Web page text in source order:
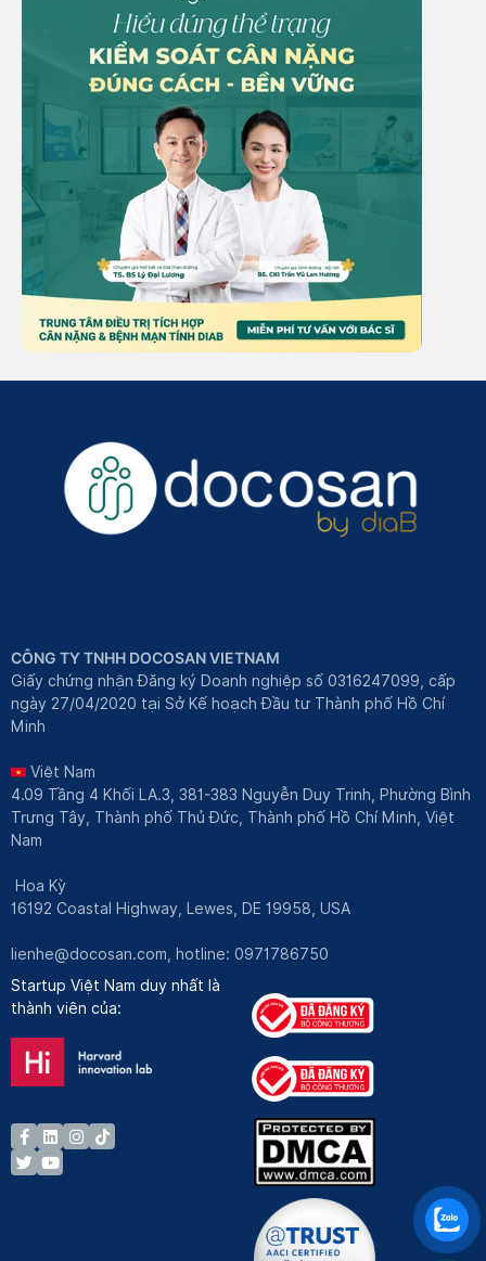
CÔNG TY TNHH DOCOSAN VIETNAM
Giấy chứng nhận Đăng ký Doanh nghiệp số 0316247099, cấp
ngày 27/04/2020 tại Sở Kế hoạch Đầu tư Thành phố Hồ Chí
Minh
Việt Nam
4.09 Tầng 4 Khối LA.3, 381-383 Nguyễn Duy Trinh, Phường Bình
Trưng Tây, Thành phố Thủ Đức, Thành phố Hồ Chí Minh, Việt
Nam
Hoa Kỳ
16192 Coastal Highway, Lewes, DE 19958, USA
lienhe@docosan.com , hotline: 0971786750
Startup Việt Nam duy nhất là
thành viên của: